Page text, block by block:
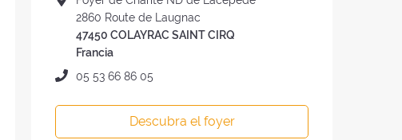
foyer
del
foye
:
2860 Route de Laugnac
47450 COLAYRAC SAINT CIRQ
Francia
Teléfono
05 53 66 86 05
Descubra el foyer